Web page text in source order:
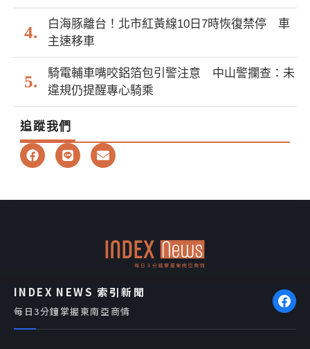
白海豚離台！北市紅黃線10日7時恢復禁停 車
主速移車
騎電輔車嘴咬鋁箔包引警注意 中山警攔查：未
違規仍提醒專心騎乘
追蹤我們
F
a
b
L
i
E
n
l
INDEX NEWS 索引新聞
每日3分鐘掌握東南亞商情